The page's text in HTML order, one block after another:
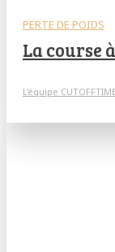
PERTE DE POIDS
La course
L'équipe